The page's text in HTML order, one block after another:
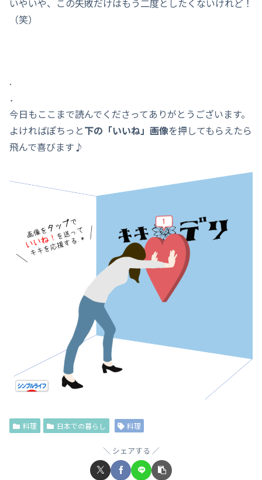
いやいや、この失敗だけはもう二度としたくないけれど！
（笑）
.
．
今日もここまで読んでくださってありがとうございます。
よければぽちっと下の「いいね」画像を押してもらえたら
飛んで喜びます♪
料理 日本での暮らし 料理
シェアする